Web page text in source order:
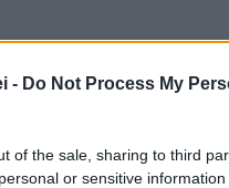
- Do Not Process My
of the sale, sharing to third
or sensitive
de Soare din 12